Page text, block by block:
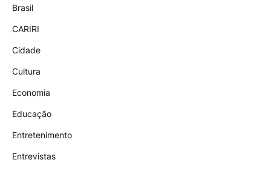
Brasil
CARIRI
Cidade
Cultura
Economia
Educação
Entretenimento
Entrevistas